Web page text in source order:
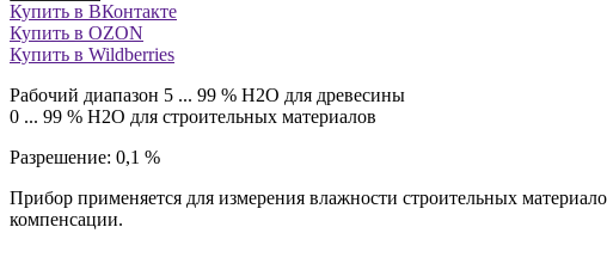
Купить в ВКонтакте
Купить в OZON
Купить в Wildberries
Рабочий диапазон 5 ... 99 % H2O для древесины
0 ... 99 % H2O для строительных материалов
Разрешение: 0,1 %
Прибор применяется для измерения влажности строительных
компенсации.